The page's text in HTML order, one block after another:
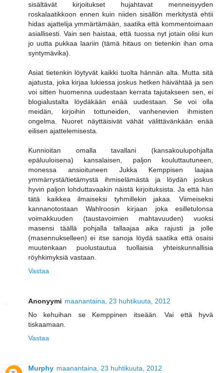
sisältävät kirjoitukset hujahtavat menneisyyden
roskalaatikkoon ennen kuin niiden sisällön merkitystä ehtii
hidas ajattelija ymmärtämään, saatika että kommentoimaan
asiallisesti. Vain sen haistaa, että tuossa nyt jotain olisi kun
jo uutta pukkaa laariin (tämä hitaus on tietenkin ihan oma
syntymävika).
Asiat tietenkin löytyvät kaikki tuolta hännän alta. Mutta sitä
ajatusta, joka kirjaa lukiessa joskus hetken häivähtää ja sen
voi sitten huomenna uudestaan kerrata tajutakseen sen, ei
blogialustalta löydäkään enää uudestaan. Se voi olla
meidän, kirjoihin tottuneiden, vanhenevien ihmisten
ongelma. Nuoret näyttäisivät vähät välittävänkään enää
eilisen ajattelemisesta.
Kunnioitan omalla tavallani (kansakoulupohjalta
epäluuloisena) kansalaisen, paljon kouluttautuneen,
monessa ansioituneen Jukka Kemppisen laajaa
ymmärrystä/tietämystä ihmiselämästä ja löydän joskus
hyvin paljon lohduttavaakin näistä kirjoituksista. Ja että hän
tätä kaikkea ilmaiseksi tyhmillekin jakaa. Viimeiseksi
kannanotostaan Wahlroosin kirjaan joka esilletulonsa
voimakkuuden (taustavoimien mahtavuuden) vuoksi
masensi täällä pohjalla tallaajaa aika rajusti ja jolle
(masennukselleen) ei itse sanoja löydä saatika että osaisi
muutenkaan puolustautua tuollaisia yhteiskunnallisia
röyhkimyksiä vastaan.
Vastaa
Anonyymi maanantaina, 23 huhtikuuta, 2012
No kehuihan se Kemppinen itseään. Vai että hyvä
tiskaamaan.
Vastaa
Murphy maanantaina, 23 huhtikuuta, 2012